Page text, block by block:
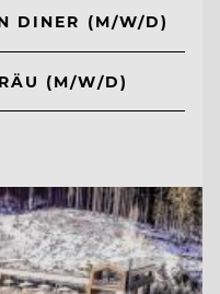
DINER (M/W/D)
(M/W/D)